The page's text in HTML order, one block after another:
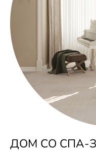
ДОМ СО СПА-